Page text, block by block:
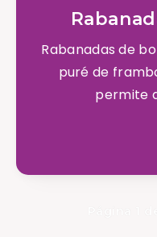
Rabanadas de
puré de
permite